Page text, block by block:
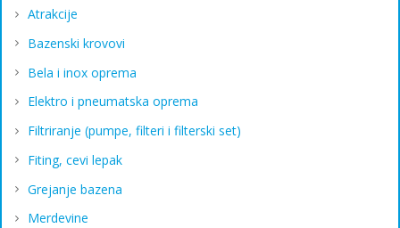
Atrakcije
Bazenski krovovi
Bela i inox oprema
Elektro i pneumatska oprema
Filtriranje (pumpe, filteri i filterski set)
Fiting, cevi lepak
Grejanje bazena
Merdevine